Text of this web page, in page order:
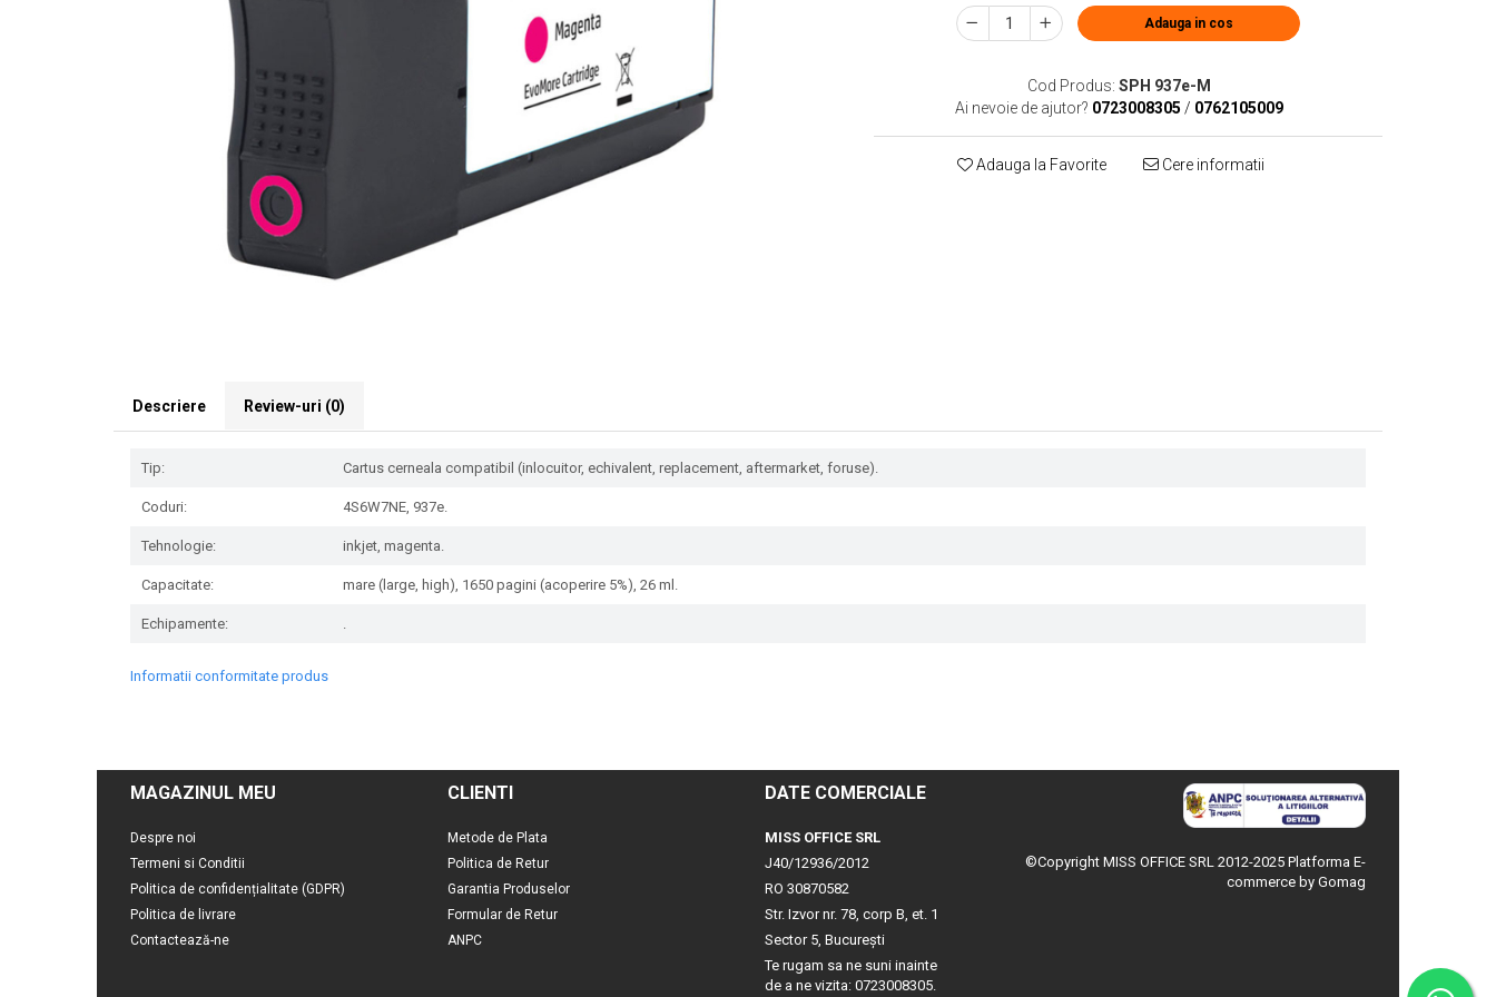
Adauga in cos
Cod Produs: SPH 937e-M
Ai nevoie de ajutor? 0723008305 / 0762105009
Adauga la Favorite Cere informatii
Descriere Review-uri (0)
Tip: Cartus cerneala compatibil (inlocuitor, echivalent, replacement, aftermarket, foruse).
Coduri: 4S6W7NE, 937e.
Tehnologie: inkjet, magenta.
Capacitate: mare (large, high), 1650 pagini (acoperire 5%), 26 ml.
Echipamente: .
Informatii conformitate produs
MAGAZINUL MEU
Despre noi
Termeni si Conditii
Politica de confidențialitate (GDPR)
Politica de livrare
Contactează-ne
CLIENTI
Metode de Plata
Politica de Retur
Garantia Produselor
Formular de Retur
ANPC
DATE COMERCIALE
MISS OFFICE SRL
J40/12936/2012
RO 30870582
Str. Izvor nr. 78, corp B, et. 1
Sector 5, Bucureşti
Te rugam sa ne suni inainte
de a ne vizita: 0723008305.
©Copyright MISS OFFICE SRL 2012-2025 Platforma E-
commerce by Gomag